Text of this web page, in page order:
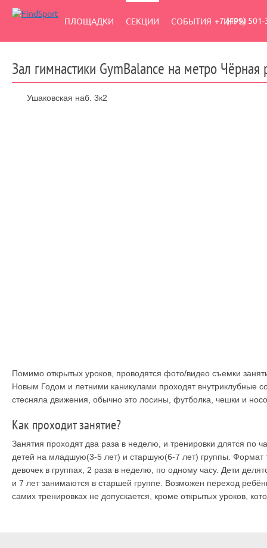
ПЛОЩАДКИ СЕКЦИИ СОБЫТИЯ ИГРЫ
+7 (499) 501-
Зал гимнастики GymBalance на метро Чёрная
Ушаковская наб. 3к2
Помимо открытых уроков, проводятся фото/видео съемки
Новым Годом и летними каникулами проходят внутриклубные
стесняла движения, обычно это лосины, футболка, чешки и
Как проходит занятие?
Занятия проходят два раза в неделю, и тренировки длятся по
детей на младшую(3-5 лет) и старшую(6-7 лет) группы. Формат
девочек в группах, 2 раза в неделю, по одному часу. Дети
и 7 лет занимаются в старшей группе. Возможен переход
самих тренировках не допускается, кроме открытых уроков,